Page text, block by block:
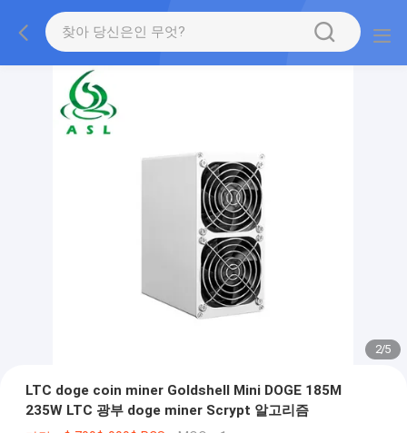
2/5
LTC doge coin miner Goldshell Mini DOGE 185M
235W LTC 광부 doge miner Scrypt 알고리즘